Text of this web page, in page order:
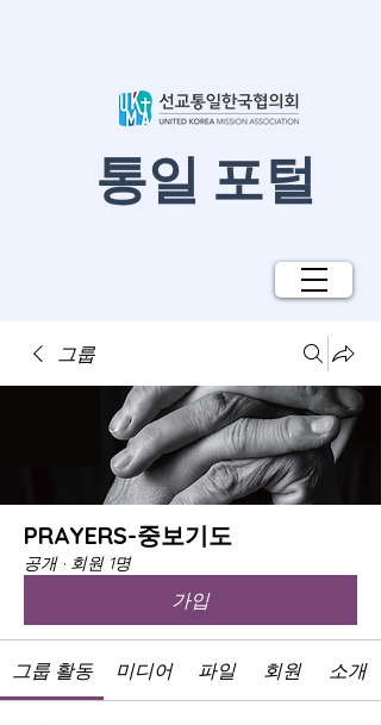
​통일 포털
그룹
PRAYERS-중보기도
공개 · 회원 1명
가입
그룹 활동 미디어 파일 회원 소개